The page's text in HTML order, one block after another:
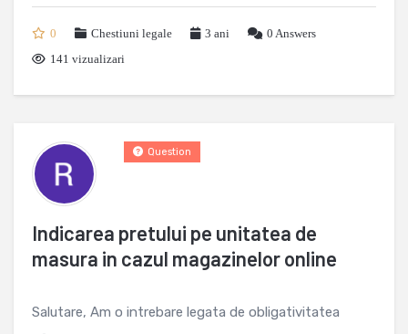
0 Chestiuni legale 3 ani 0 Answers
141 vizualizari
Indicarea pretului pe unitatea de
masura in cazul magazinelor online
Question
Salutare, Am o intrebare legata de obligativitatea